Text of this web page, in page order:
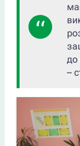
до
–